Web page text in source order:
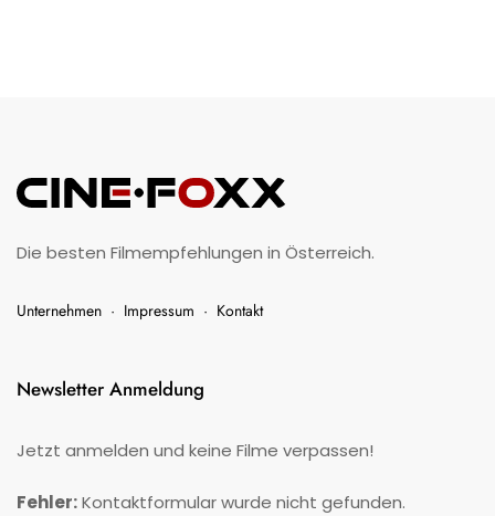
Die besten Filmempfehlungen in Österreich.
Unternehmen · Impressum · Kontakt
Newsletter Anmeldung
Jetzt anmelden und keine Filme verpassen!
Fehler:Kontaktformular wurde nicht gefunden.